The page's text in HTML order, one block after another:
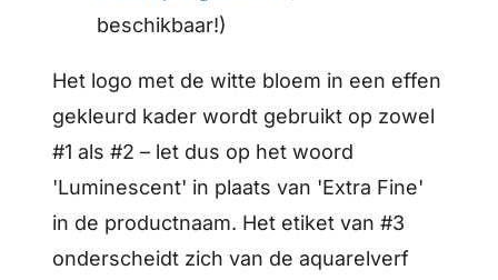
beschikbaar!)
Het logo met de witte bloem in een effen
gekleurd kader wordt gebruikt op zowel
#1 als #2 – let dus op het woord
'Luminescent' in plaats van 'Extra Fine'
in de productnaam. Het etiket van #3
onderscheidt zich van de aquarelverf